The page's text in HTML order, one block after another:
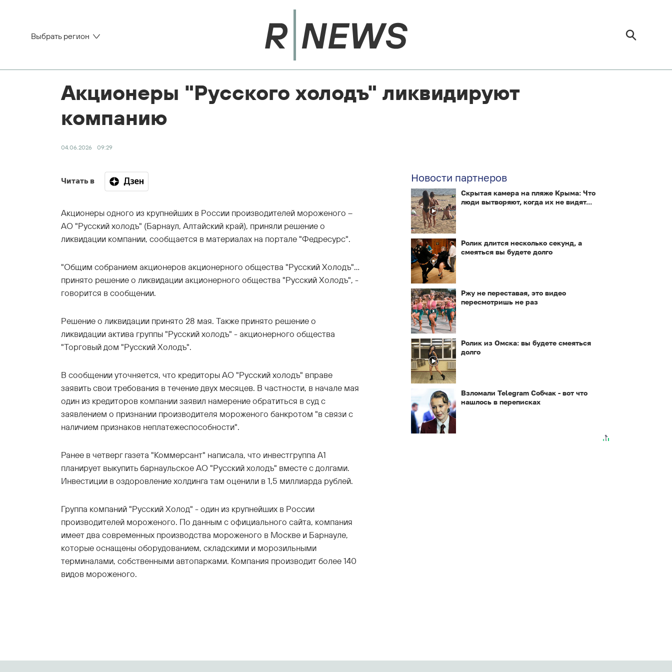
Выбрать регион
Акционеры "Русского холодъ" ликвидируют
компанию
04.06.2026 09:29
Читать в
Акционеры одного из крупнейших в России производителей мороженого –
АО "Русский холодъ" (Барнаул, Алтайский край), приняли решение о
ликвидации компании, сообщается в материалах на портале "Федресурс".
"Общим собранием акционеров акционерного общества "Русский Холодъ"…
принято решение о ликвидации акционерного общества "Русский Холодъ", -
говорится в сообщении.
Решение о ликвидации принято 28 мая. Также принято решение о
ликвидации актива группы "Русский холодъ" - акционерного общества
"Торговый дом "Русский Холодъ".
В сообщении уточняется, что кредиторы АО "Русский холодъ" вправе
заявить свои требования в течение двух месяцев. В частности, в начале мая
один из кредиторов компании заявил намерение обратиться в суд с
заявлением о признании производителя мороженого банкротом "в связи с
наличием признаков неплатежеспособности".
Ранее в четверг газета "Коммерсант" написала, что инвестгруппа А1
планирует выкупить барнаульское АО "Русский холодъ" вместе с долгами.
Инвестиции в оздоровление холдинга там оценили в 1,5 миллиарда рублей.
Группа компаний "Русский Холод" - один из крупнейших в России
производителей мороженого. По данным с официального сайта, компания
имеет два современных производства мороженого в Москве и Барнауле,
которые оснащены оборудованием, складскими и морозильными
терминалами, собственными автопарками. Компания производит более 140
видов мороженого.
Новости партнеров
Скрытая камера на пляже Крыма: Что
люди вытворяют, когда их не видят...
Ролик длится несколько секунд, а
смеяться вы будете долго
Ржу не переставая, это видео
пересмотришь не раз
Ролик из Омска: вы будете смеяться
долго
Взломали Telegram Собчак - вот что
нашлось в переписках